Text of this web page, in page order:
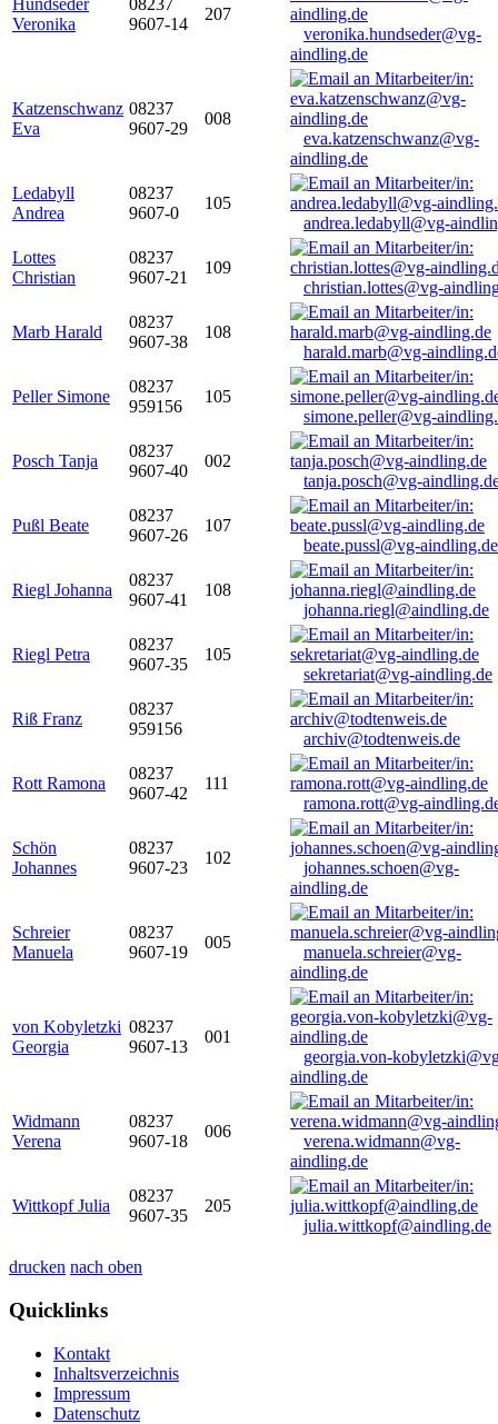
Hundseder
Veronika
08237
9607-14
207
veronika.hundseder@vg-
aindling.de
Katzenschwanz
Eva
08237
9607-29
008
eva.katzenschwanz@vg-
aindling.de
Ledabyll
Andrea
08237
9607-0
105
andrea.ledabyll@vg-
Lottes
Christian
08237
9607-21
109
christian.lottes@vg-
Marb Harald
08237
9607-38
108
harald.marb@vg-
Peller Simone
08237
959156
105
simone.peller@vg-
Posch Tanja
08237
9607-40
002
tanja.posch@vg-
Pußl Beate
08237
9607-26
107
beate.pussl@vg-aindling.de
Riegl Johanna
08237
9607-41
108
johanna.riegl@aindling.de
Riegl Petra
08237
9607-35
105
sekretariat@vg-aindling.de
Riß Franz
08237
959156
archiv@todtenweis.de
Rott Ramona
08237
9607-42
111
ramona.rott@vg-
Schön
Johannes
08237
9607-23
102
johannes.schoen@vg-
aindling.de
Schreier
Manuela
08237
9607-19
005
manuela.schreier@vg-
aindling.de
von Kobyletzki
Georgia
08237
9607-13
001
georgia.von-
aindling.de
Widmann
Verena
08237
9607-18
006
verena.widmann@vg-
aindling.de
Wittkopf Julia
08237
9607-35
205
julia.wittkopf@aindling.de
drucken nach oben
Quicklinks
Kontakt
Inhaltsverzeichnis
Impressum
Datenschutz